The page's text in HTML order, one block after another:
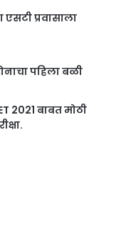
प्रवासाला
पहिला बळी
2021 बाबत मोठी